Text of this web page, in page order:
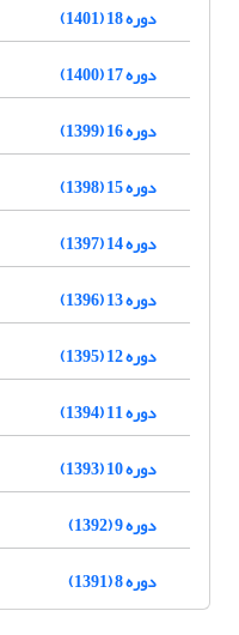
دوره 18 (1401)
دوره 17 (1400)
دوره 16 (1399)
دوره 15 (1398)
دوره 14 (1397)
دوره 13 (1396)
دوره 12 (1395)
دوره 11 (1394)
دوره 10 (1393)
دوره 9 (1392)
دوره 8 (1391)